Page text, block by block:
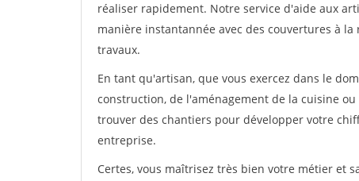
réaliser rapidement. Notre service d'aide aux
manière instantannée avec des couvertures à
travaux.
En tant qu'artisan, que vous exercez dans le
construction, de l'aménagement de la cuisine
trouver des chantiers pour développer votre
entreprise.
Certes, vous maîtrisez très bien votre métier et